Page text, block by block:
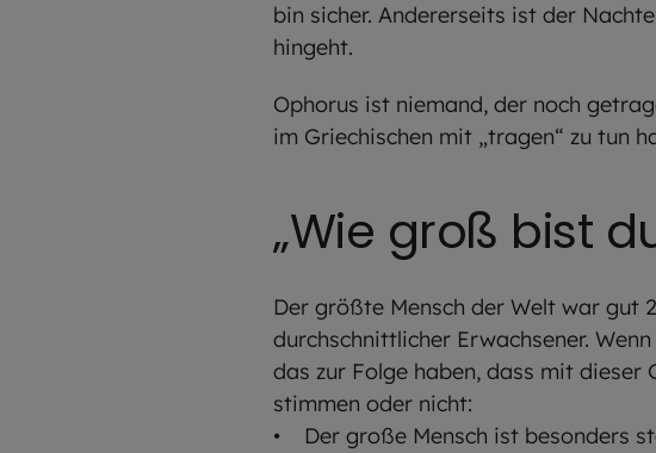
bin sicher. Andererseits ist der
hingeht.
Ophorus ist niemand, der noch
im Griechischen mit „tragen“ zu tun
„Wie groß bist
Der größte Mensch der Welt war gut
durchschnittlicher Erwachsener.
das zur Folge haben, dass mit dieser
stimmen oder nicht:
• Der große Mensch ist besonders